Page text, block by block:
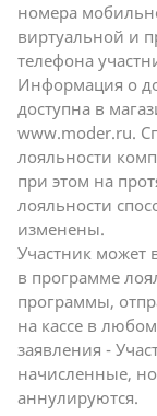
номера
виртуальной и
телефона
Информация о
доступна в
www.moder.ru.
лояльности
при этом на
лояльности
изменены.
Участник может
в программе
программы,
на кассе в
заявления -
начисленные,
аннулируются.